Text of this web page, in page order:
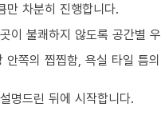
만 차분히 진행합니다.
불쾌하지 않도록 공간별
쪽의 찝찝함, 욕실 타일 틈
명드린 뒤에 시작합니다.